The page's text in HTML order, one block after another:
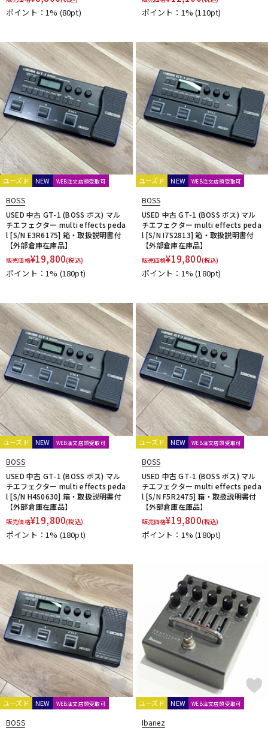
Vermona
VeroCity Effects Pedals VERTEX
VitalAudio
W-Z
WALRUS AUDIO Wampler Pedals WAYHUGE
weed
Westminster Effects
Whirlwind
Wren and Cuff Creations
XAct Tone Solutions
Xotic XSONIC Xvive
YUKI
Zahnrad by nature sound
ZEMAITIS ZOOM
ZT Amp
Z-VEX
他
キョーリツ マキノ工房
A.S.P.GEAR
BROWNE AMPLIFICATION
Tele.4 amplifier
KERNOM
STELLA GEAR
EAR FUZZ Effects Indigo Note
Sheeran
Science Amplification
Trondheim Audio Devices
ABASI CONCEPTS
Van Diemens Analogue Audio Disruptors
Jad Freer Audio
SUSHI BOX FX
Lofi Mind Effects
HUDSON ELECTRONICS
Finding That Tone
1981 Inventions
29 Pedals
320design
6 Degrees FX
ポイント：1% (80pt) ポイント：1%(110pt)
ユーズド NEW WEB注文店頭受取可
BOSS
USED 中古 GT-1 (BOSS ボス) マル
チエフェクター multi effects peda
l [S/N E3R6175] 箱・取扱説明書付
【外部倉庫在庫品】
販売価格¥19,800(税込)
ポイント：1% (180pt)
ユーズド NEW WEB注文店頭受取可
BOSS
USED 中古 GT-1 (BOSS ボス) マル
チエフェクター multi effects peda
l [S/N I7S2813] 箱・取扱説明書付
【外部倉庫在庫品】
販売価格¥19,800(税込)
ポイント：1%(180pt)
ユーズド NEW WEB注文店頭受取可
BOSS
USED 中古 GT-1 (BOSS ボス) マル
チエフェクター multi effects peda
l [S/N H4S0630] 箱・取扱説明書付
【外部倉庫在庫品】
販売価格¥19,800(税込)
ポイント：1% (180pt)
ユーズド NEW WEB注文店頭受取可
BOSS
USED 中古 GT-1 (BOSS ボス) マル
チエフェクター multi effects peda
l [S/N F5R2475] 箱・取扱説明書付
【外部倉庫在庫品】
販売価格¥19,800(税込)
ポイント：1%(180pt)
ユーズド NEW WEB注文店頭受取可
BOSS
ユーズド NEW WEB注文店頭受取可
Ibanez